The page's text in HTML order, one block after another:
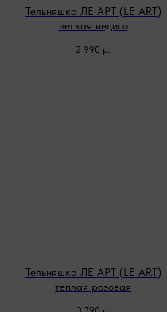
Тельняшка ЛЕ АРТ (LE ART)
легкая индиго
2 990 р.
Тельняшка ЛЕ АРТ (LE ART)
теплая розовая